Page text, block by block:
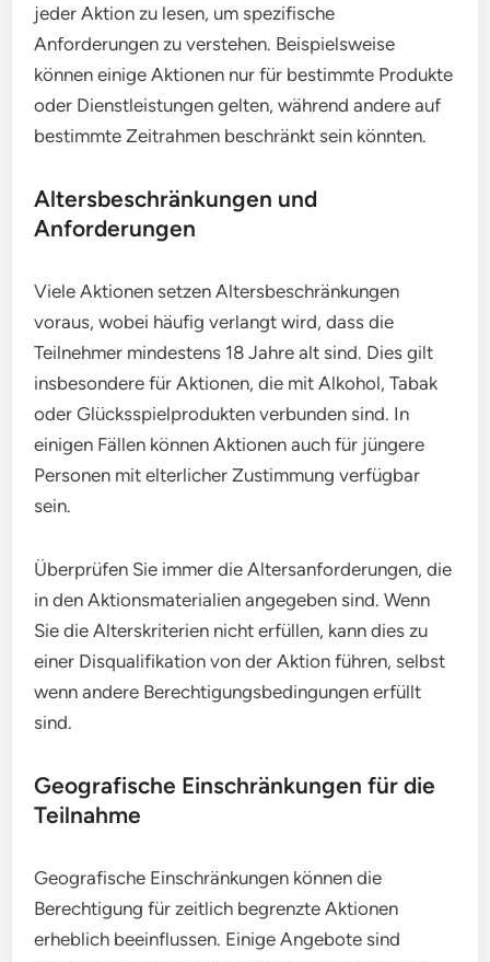
jeder Aktion zu lesen, um spezifische
Anforderungen zu verstehen. Beispielsweise
können einige Aktionen nur für bestimmte Produkte
oder Dienstleistungen gelten, während andere auf
bestimmte Zeitrahmen beschränkt sein könnten.
Altersbeschränkungen und
Anforderungen
Viele Aktionen setzen Altersbeschränkungen
voraus, wobei häufig verlangt wird, dass die
Teilnehmer mindestens 18 Jahre alt sind. Dies gilt
insbesondere für Aktionen, die mit Alkohol, Tabak
oder Glücksspielprodukten verbunden sind. In
einigen Fällen können Aktionen auch für jüngere
Personen mit elterlicher Zustimmung verfügbar
sein.
Überprüfen Sie immer die Altersanforderungen, die
in den Aktionsmaterialien angegeben sind. Wenn
Sie die Alterskriterien nicht erfüllen, kann dies zu
einer Disqualifikation von der Aktion führen, selbst
wenn andere Berechtigungsbedingungen erfüllt
sind.
Geografische Einschränkungen für die
Teilnahme
Geografische Einschränkungen können die
Berechtigung für zeitlich begrenzte Aktionen
erheblich beeinflussen. Einige Angebote sind